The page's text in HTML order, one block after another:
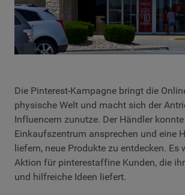
Die Pinterest-Kampagne bringt die
physische Welt und macht sich der
Influencern zunutze. Der Händler
Einkaufszentrum ansprechen und eine
liefern, neue Produkte zu entdecken. Es
Aktion für pinterestaffine Kunden, die
und hilfreiche Ideen liefert.